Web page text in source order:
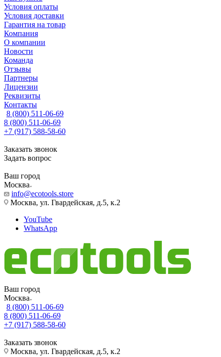
Условия оплаты
Условия доставки
Гарантия на товар
Компания
О компании
Новости
Команда
Отзывы
Партнеры
Лицензии
Реквизиты
Контакты
8 (800) 511-06-69
8 (800) 511-06-69
+7 (917) 588-58-60
Заказать звонок
Задать вопрос
Ваш город
Москва
info@ecotools.store
Москва, ул. Гвардейская, д.5, к.2
YouTube
WhatsApp
Ваш город
Москва
8 (800) 511-06-69
8 (800) 511-06-69
+7 (917) 588-58-60
Заказать звонок
Москва, ул. Гвардейская, д.5, к.2